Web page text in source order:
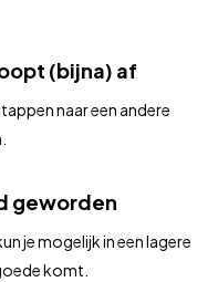
(bijna) af
naar een andere
geworden
je mogelijk in een lagere
komt.